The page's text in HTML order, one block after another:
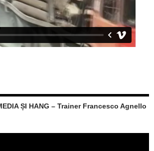
ȘI HANG – Trainer Francesco Agnello